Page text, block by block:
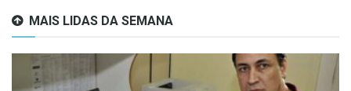
MAIS LIDAS DA SEMANA